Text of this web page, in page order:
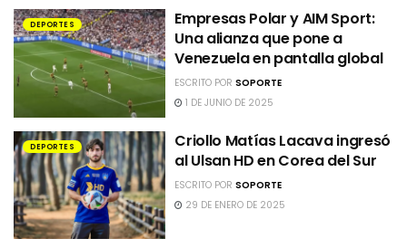
DEPORTES
Empresas Polar y AIM Sport:
Una alianza que pone a
Venezuela en pantalla global
ESCRITO PORSOPORTE
1 DE JUNIO DE 2025
DEPORTES
Criollo Matías Lacava ingresó
al Ulsan HD en Corea del Sur
ESCRITO PORSOPORTE
29 DE ENERO DE 2025